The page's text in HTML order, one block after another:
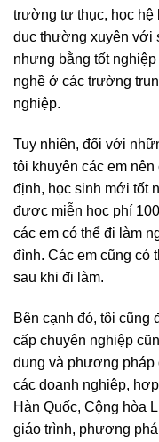
trường tư thục, học hệ
dục thường xuyên với
nhưng bằng tốt
nghề ở các trường
nghiệp.
Tuy nhiên, đối với
tôi khuyên các em
định, học sinh mới tốt
được miễn học phí
các em có thể đi làm
đình. Các em cũng có
sau khi đi làm.
Bên cạnh đó, tôi
cấp chuyên nghiệp
dung và phương
các doanh nghiệp,
Hàn Quốc, Cộng hòa
giáo trình, phương